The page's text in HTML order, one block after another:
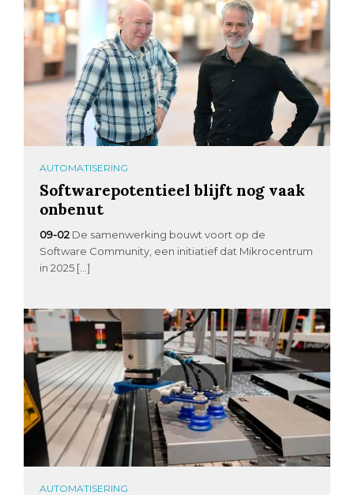
AUTOMATISERING
Softwarepotentieel blijft nog vaak
onbenut
09-02 De samenwerking bouwt voort op de
Software Community, een initiatief dat Mikrocentrum
in 2025 […]
AUTOMATISERING